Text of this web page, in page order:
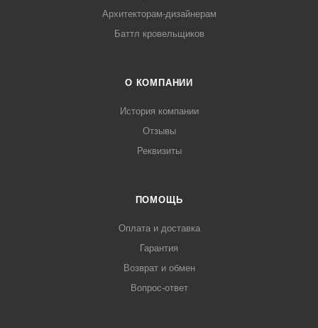
Архитекторам-дизайнерам
Баттл кровельщиков
О КОМПАНИИ
История компании
Отзывы
Реквизиты
ПОМОЩЬ
Оплата и доставка
Гарантия
Возврат и обмен
Вопрос-ответ